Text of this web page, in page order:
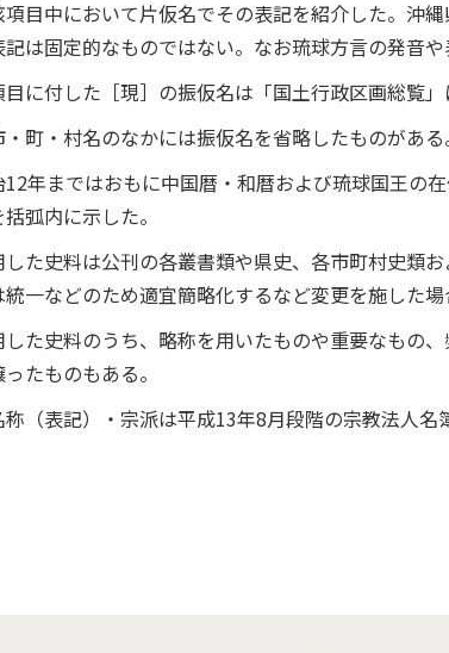
目中において片仮名でその表記を紹介した。沖
は固定的なものではない。なお琉球方言の発音
に付した［現］の振仮名は「国土行政区画総覧
町・村名のなかには振仮名を省略したものがあ
年まではおもに中国暦・和暦および琉球国王の
弧内に示した。
た史料は公刊の各叢書類や県史、各市町村史類
一などのため適宜簡略化するなど変更を施した場
た史料のうち、略称を用いたものや重要なもの
たものもある。
（表記）・宗派は平成13年8月段階の宗教法人名